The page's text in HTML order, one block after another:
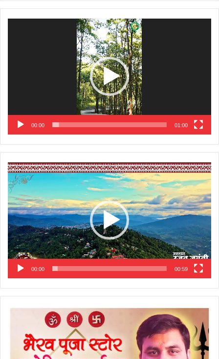
00:00 01:00
Video
Player
00:00 00:59